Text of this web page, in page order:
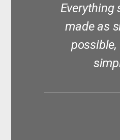
Everything
made as